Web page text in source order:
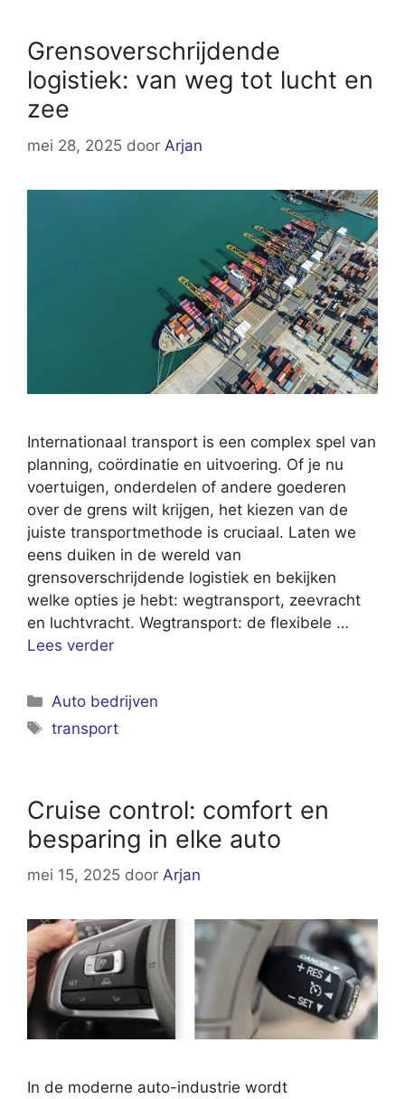
Grensoverschrijdende
logistiek: van weg tot lucht en
zee
mei 28, 2025 door Arjan
Internationaal transport is een complex spel van
planning, coördinatie en uitvoering. Of je nu
voertuigen, onderdelen of andere goederen
over de grens wilt krijgen, het kiezen van de
juiste transportmethode is cruciaal. Laten we
eens duiken in de wereld van
grensoverschrijdende logistiek en bekijken
welke opties je hebt: wegtransport, zeevracht
en luchtvracht. Wegtransport: de flexibele …
Lees verder
Categorieën
Auto bedrijven
Tags
transport
Cruise control: comfort en
besparing in elke auto
mei 15, 2025 door Arjan
In de moderne auto-industrie wordt